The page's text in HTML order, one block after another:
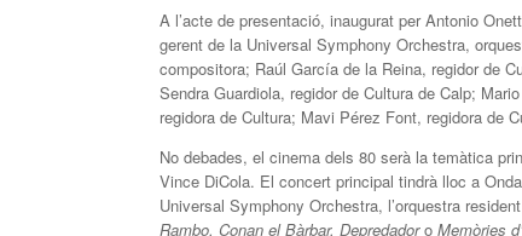
A l’acte de presentació, inaugurat per Antonio
gerent de la Universal Symphony Orchestra,
compositora; Raúl García de la Reina, regidor de
Sendra Guardiola, regidor de Cultura de Calp;
regidora de Cultura; Mavi Pérez Font, regidora de
No debades, el cinema dels 80 serà la temàtica
Vince DiCola. El concert principal tindrà lloc a
Universal Symphony Orchestra, l’orquestra
Rambo, Conan el Bàrbar, Depredadoro Memòries